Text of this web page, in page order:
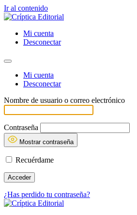
Ir al contenido
Mi cuenta
Desconectar
Mi cuenta
Desconectar
Nombre de usuario o correo electrónico
Contraseña
Mostrar contraseña
Recuérdame
¿Has perdido tu contraseña?